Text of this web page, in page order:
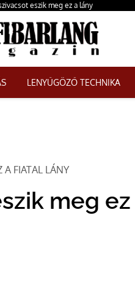
eszik meg ez a lány
LENYŰGÖZŐ TECHNIKA
FIATAL LÁNY
meg ez